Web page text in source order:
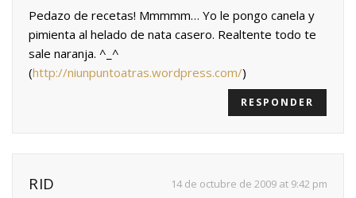
Pedazo de recetas! Mmmmm… Yo le pongo canela y
pimienta al helado de nata casero. Realtente todo te
sale naranja. ^_^
(http://niunpuntoatras.wordpress.com/)
RESPONDER
RID 14 de octubre de 2009 at 9:42 pm